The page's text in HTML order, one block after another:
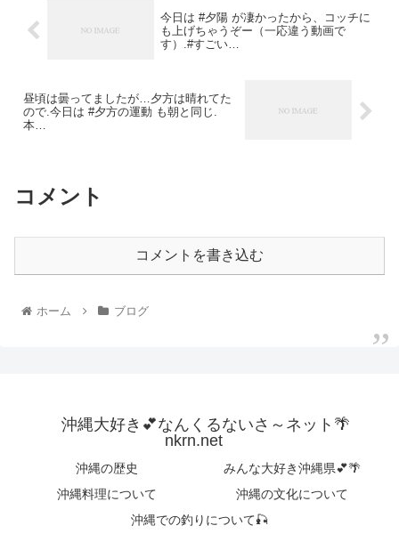
今日は #夕陽 が凄かったから、コッチに
も上げちゃうぞー（一応違う動画で
す）.#すごい…
昼頃は曇ってましたが…夕方は晴れてた
ので.今日は #夕方の運動 も朝と同じ.
本…
コメント
コメントを書き込む
ホーム ブログ
沖縄大好き💕なんくるないさ～ネット🌴
nkrn.net
沖縄の歴史
みんな大好き沖縄県💕🌴
沖縄料理について
沖縄の文化について
沖縄での釣りについて🎣